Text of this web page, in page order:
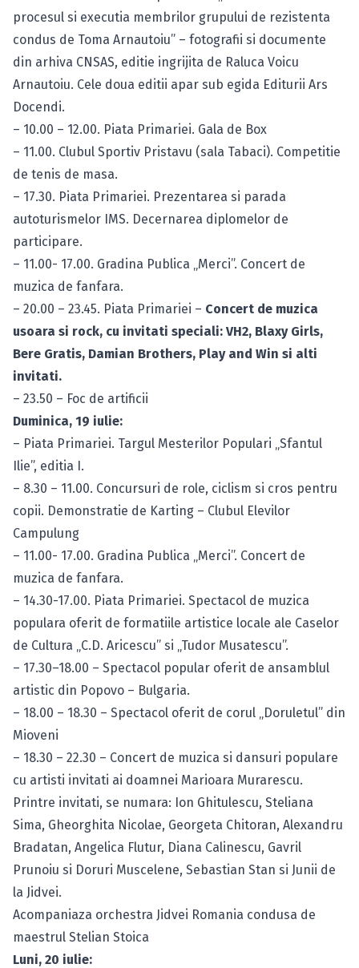
procesul si executia membrilor grupului de rezistenta
condus de Toma Arnautoiu” – fotografii si documente
din arhiva CNSAS, editie ingrijita de Raluca Voicu
Arnautoiu. Cele doua editii apar sub egida Editurii Ars
Docendi.
– 10.00 – 12.00. Piata Primariei. Gala de Box
– 11.00. Clubul Sportiv Pristavu (sala Tabaci). Competitie
de tenis de masa.
– 17.30. Piata Primariei. Prezentarea si parada
autoturismelor IMS. Decernarea diplomelor de
participare.
– 11.00- 17.00. Gradina Publica „Merci”. Concert de
muzica de fanfara.
– 20.00 – 23.45. Piata Primariei – Concert de muzica
usoara si rock, cu invitati speciali: VH2, Blaxy Girls,
Bere Gratis, Damian Brothers, Play and Win si alti
invitati.
– 23.50 – Foc de artificii
Duminica, 19 iulie:
– Piata Primariei. Targul Mesterilor Populari „Sfantul
Ilie”, editia I.
– 8.30 – 11.00. Concursuri de role, ciclism si cros pentru
copii. Demonstratie de Karting – Clubul Elevilor
Campulung
– 11.00- 17.00. Gradina Publica „Merci”. Concert de
muzica de fanfara.
– 14.30-17.00. Piata Primariei. Spectacol de muzica
populara oferit de formatiile artistice locale ale Caselor
de Cultura „C.D. Aricescu” si „Tudor Musatescu”.
– 17.30–18.00 – Spectacol popular oferit de ansamblul
artistic din Popovo – Bulgaria.
– 18.00 – 18.30 – Spectacol oferit de corul „Doruletul” din
Mioveni
– 18.30 – 22.30 – Concert de muzica si dansuri populare
cu artisti invitati ai doamnei Marioara Murarescu.
Printre invitati, se numara: Ion Ghitulescu, Steliana
Sima, Gheorghita Nicolae, Georgeta Chitoran, Alexandru
Bradatan, Angelica Flutur, Diana Calinescu, Gavril
Prunoiu si Doruri Muscelene, Sebastian Stan si Junii de
la Jidvei.
Acompaniaza orchestra Jidvei Romania condusa de
maestrul Stelian Stoica
Luni, 20 iulie: